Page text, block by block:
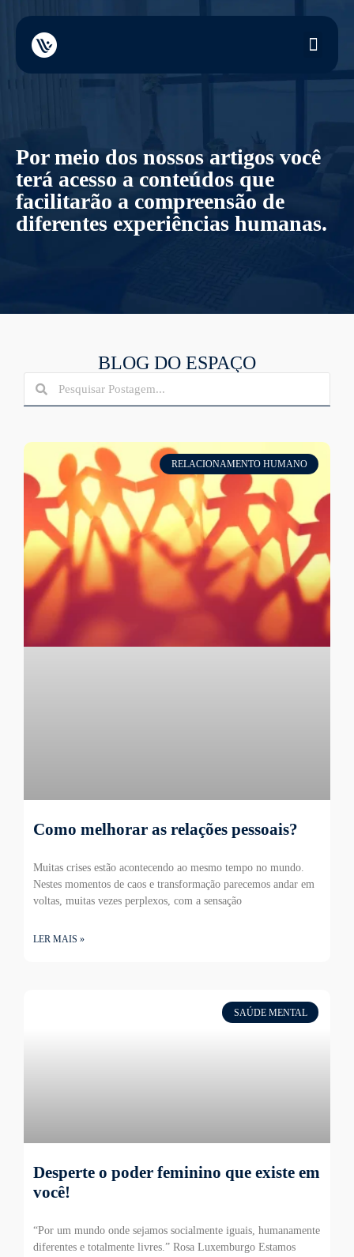
Por meio dos nossos artigos você
terá acesso a conteúdos que
facilitarão a compreensão de
diferentes experiências humanas.
BLOG DO ESPAÇO
RELACIONAMENTO HUMANO
Como melhorar as relações pessoais?
Muitas crises estão acontecendo ao mesmo tempo no mundo.
Nestes momentos de caos e transformação parecemos andar em
voltas, muitas vezes perplexos, com a sensação
LER MAIS »
SAÚDE MENTAL
Desperte o poder feminino que existe em
você!
“Por um mundo onde sejamos socialmente iguais, humanamente
diferentes e totalmente livres.” Rosa Luxemburgo Estamos